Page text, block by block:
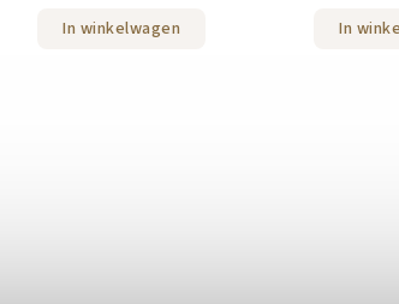
In winkelwagen In